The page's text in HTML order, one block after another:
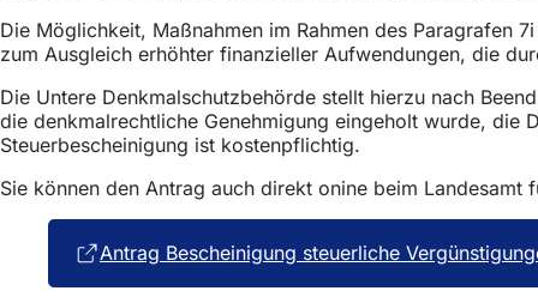
Die Möglichkeit, Maßnahmen im Rahmen des Paragrafen
zum Ausgleich erhöhter finanzieller Aufwendungen, die
Die Untere Denkmalschutzbehörde stellt hierzu nach
die denkmalrechtliche Genehmigung eingeholt wurde, die
Steuerbescheinigung ist kostenpflichtig.
Sie können den Antrag auch direkt onine beim Landesamt
Antrag Bescheinigung steuerliche